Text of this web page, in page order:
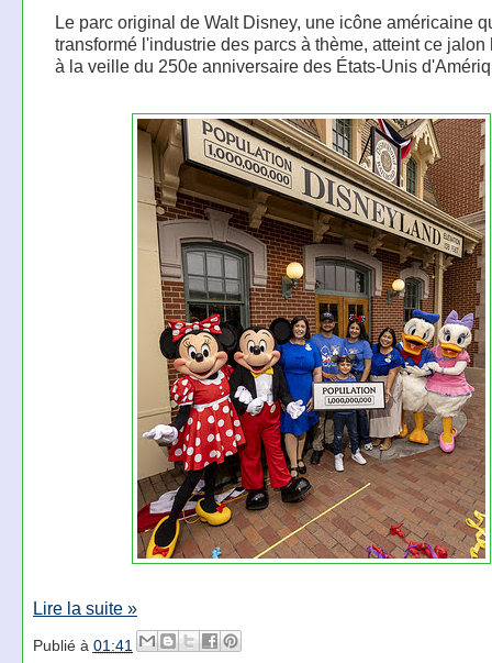
Le parc original de Walt Disney, une icône américaine
transformé l'industrie des parcs à thème, atteint ce jalon
à la veille du 250e anniversaire des États-Unis
Lire la suite »
Publié à 01:41